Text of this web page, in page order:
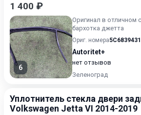
1 400 ₽
6
Оригинал в отличном
бархотка джетта
Ориг. номера5C6839431
Autoritet+
нет отзывов
Зеленоград
Уплотнитель стекла двери
Volkswagen Jetta VI 2014-2019